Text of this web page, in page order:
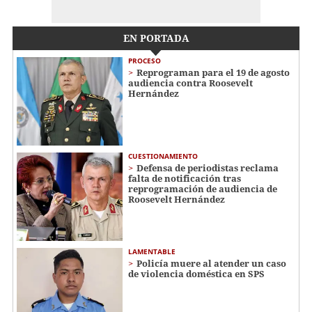
EN PORTADA
PROCESO
Reprograman para el 19 de agosto
audiencia contra Roosevelt
Hernández
CUESTIONAMIENTO
Defensa de periodistas reclama
falta de notificación tras
reprogramación de audiencia de
Roosevelt Hernández
LAMENTABLE
Policía muere al atender un caso
de violencia doméstica en SPS